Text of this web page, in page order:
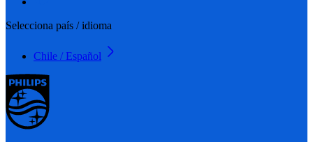
Selecciona país / idioma
Chile / Español